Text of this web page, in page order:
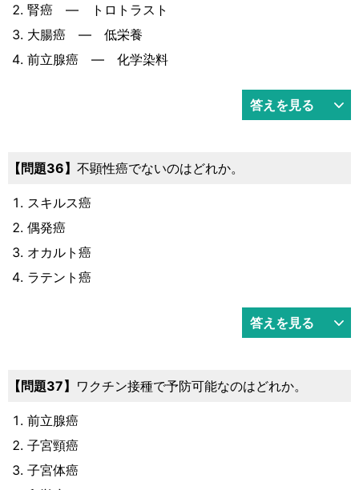
腎癌 ― トロトラスト
大腸癌 ― 低栄養
前立腺癌 ― 化学染料
答えを見る
問題36 不顕性癌でないのはどれか。
スキルス癌
偶発癌
オカルト癌
ラテント癌
答えを見る
問題37 ワクチン接種で予防可能なのはどれか。
前立腺癌
子宮頸癌
子宮体癌